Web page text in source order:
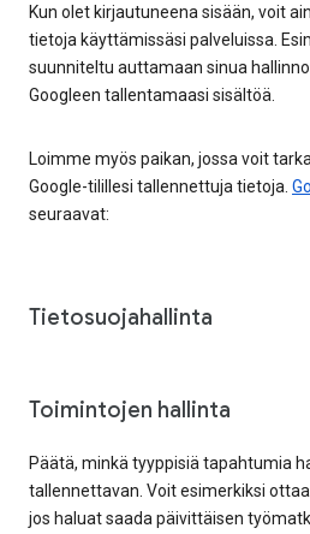
Kun olet kirjautuneena sisään, voit
tietoja käyttämissäsi palveluissa.
suunniteltu auttamaan sinua
Googleen tallentamaasi sisältöä.
Loimme myös paikan, jossa voit
Google-tilillesi tallennettuja tietoja.
seuraavat:
Tietosuojahallinta
Toimintojen hallinta
Päätä, minkä tyyppisiä tapahtumia
tallennettavan. Voit esimerkiksi
jos haluat saada päivittäisen